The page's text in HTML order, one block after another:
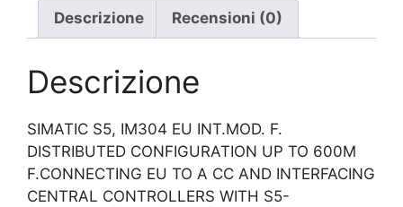
Descrizione Recensioni (0)
Descrizione
SIMATIC S5, IM304 EU INT.MOD. F.
DISTRIBUTED CONFIGURATION UP TO 600M
F.CONNECTING EU TO A CC AND INTERFACING
CENTRAL CONTROLLERS WITH S5-